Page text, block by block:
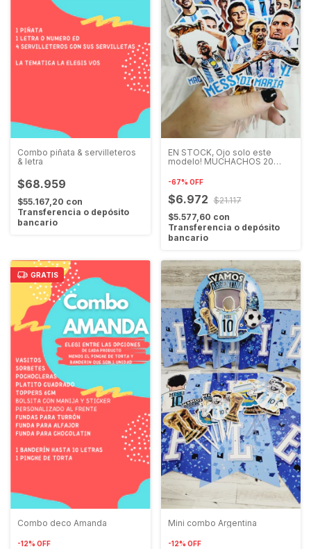
Combo piñata & servilleteros
& letra
$68.959
$55.167,20 con
Transferencia o depósito
bancario
EN STOCK, Ojo solo este
modelo! MUCHACHOS 20
tematica Muchachos EN
-67% OFF
$6.972 $21.117
$5.577,60 con
Transferencia o depósito
bancario
GRATIS
Combo deco Amanda
-12% OFF
Mini combo Argentina
-12% OFF